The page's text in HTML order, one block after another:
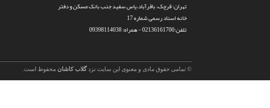
تهران: قرچک، باقرآباد،یاس سفید جنب بانک مسکن و دفتر
خانه اسناد رسمی شماره 17
تلفن:02136161700 - همراه: 09398114038
© تمامی حقوق مادی و معنوی این سایت نزدگلاب کاشان محفوظ است.